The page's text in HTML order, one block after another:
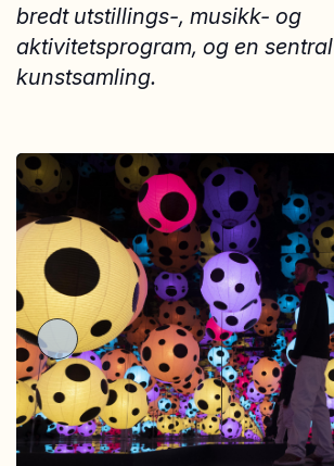
bredt utstillings-, musikk- og
aktivitetsprogram, og en sentral
kunstsamling.